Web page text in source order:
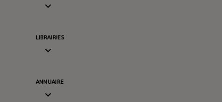

LIBRAIRIES

ANNUAIRE
